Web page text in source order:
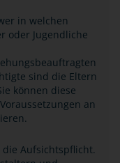
in welchen
oder Jugendliche
sind die Eltern
können diese
an
Aufsichtspflicht.